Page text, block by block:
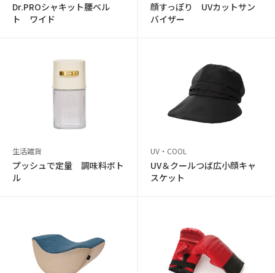
Dr.PROシャキット腰ベル
ト ワイド
顔すっぽり UVカットサン
バイザー
生活雑貨
プッシュで定量 調味料ボト
ル
UV・COOL
UV＆クールつば広小顔キャ
スケット